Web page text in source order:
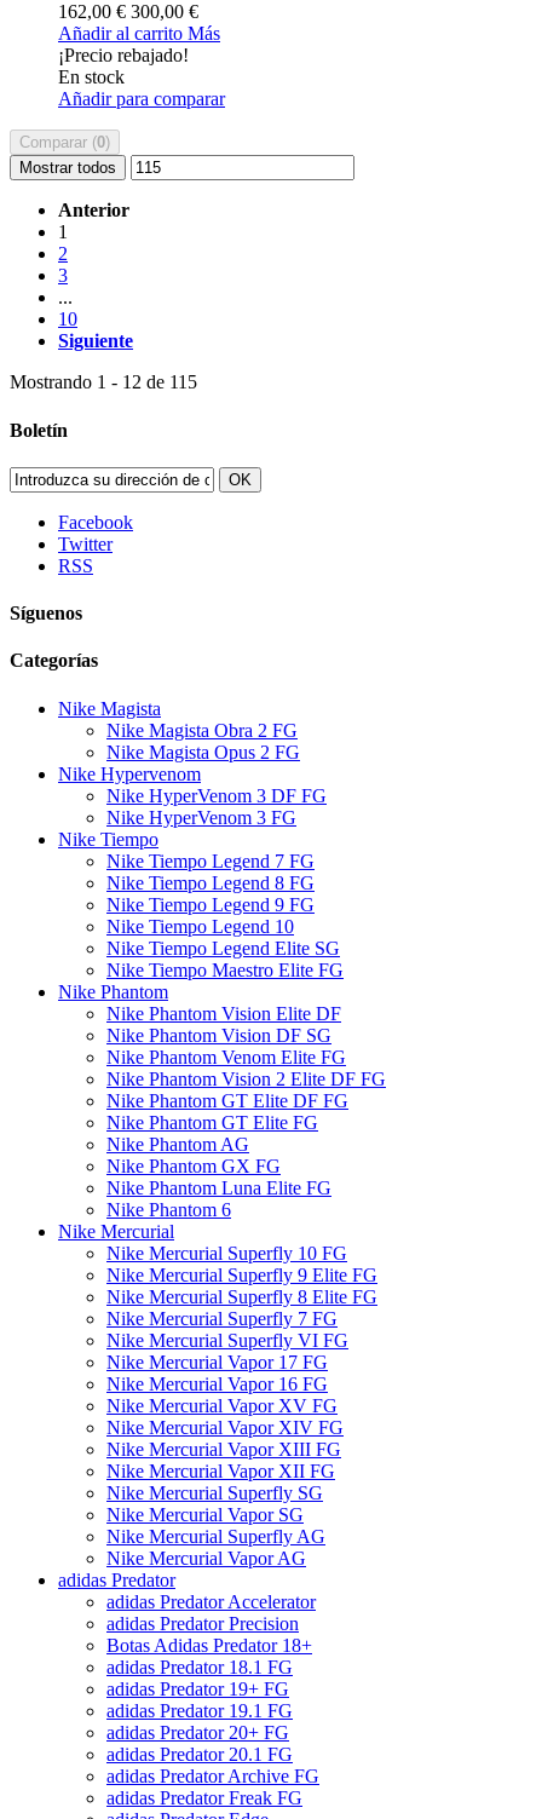
162,00 € 300,00 €
Añadir al carrito Más
¡Precio rebajado!
En stock
Añadir para comparar
Comparar (0)
Mostrar todos
Anterior
1
2
3
...
10
Siguiente
Mostrando 1 - 12 de 115
Boletín
OK
Facebook
Twitter
RSS
Síguenos
Categorías
Nike Magista
Nike Magista Obra 2 FG
Nike Magista Opus 2 FG
Nike Hypervenom
Nike HyperVenom 3 DF FG
Nike HyperVenom 3 FG
Nike Tiempo
Nike Tiempo Legend 7 FG
Nike Tiempo Legend 8 FG
Nike Tiempo Legend 9 FG
Nike Tiempo Legend 10
Nike Tiempo Legend Elite SG
Nike Tiempo Maestro Elite FG
Nike Phantom
Nike Phantom Vision Elite DF
Nike Phantom Vision DF SG
Nike Phantom Venom Elite FG
Nike Phantom Vision 2 Elite DF FG
Nike Phantom GT Elite DF FG
Nike Phantom GT Elite FG
Nike Phantom AG
Nike Phantom GX FG
Nike Phantom Luna Elite FG
Nike Phantom 6
Nike Mercurial
Nike Mercurial Superfly 10 FG
Nike Mercurial Superfly 9 Elite FG
Nike Mercurial Superfly 8 Elite FG
Nike Mercurial Superfly 7 FG
Nike Mercurial Superfly VI FG
Nike Mercurial Vapor 17 FG
Nike Mercurial Vapor 16 FG
Nike Mercurial Vapor XV FG
Nike Mercurial Vapor XIV FG
Nike Mercurial Vapor XIII FG
Nike Mercurial Vapor XII FG
Nike Mercurial Superfly SG
Nike Mercurial Vapor SG
Nike Mercurial Superfly AG
Nike Mercurial Vapor AG
adidas Predator
adidas Predator Accelerator
adidas Predator Precision
Botas Adidas Predator 18+
adidas Predator 18.1 FG
adidas Predator 19+ FG
adidas Predator 19.1 FG
adidas Predator 20+ FG
adidas Predator 20.1 FG
adidas Predator Archive FG
adidas Predator Freak FG